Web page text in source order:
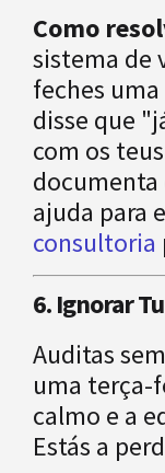
Como
sistema de
feches
disse que
com os
documenta
ajuda para
consultoria
6. Ignorar
Auditas
uma terça-
calmo e a
Estás a